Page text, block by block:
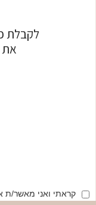
לקבלת
את
קראתי ואני מאשר/ת